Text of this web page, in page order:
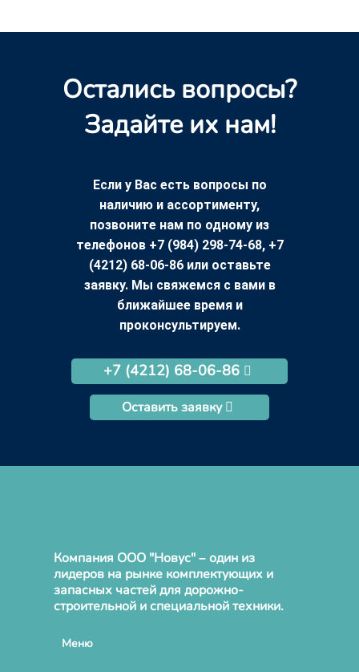
Остались вопросы?
Задайте их нам!
Если у Вас есть вопросы по
наличию и ассортименту,
позвоните нам по одному из
телефонов +7 (984) 298-74-68, +7
(4212) 68-06-86 или оставьте
заявку. Мы свяжемся с вами в
ближайшее время и
проконсультируем.
+7 (4212) 68-06-86
Оставить заявку
Компания ООО "Новус" – один из
лидеров на рынке комплектующих и
запасных частей для дорожно-
строительной и специальной техники.
Меню